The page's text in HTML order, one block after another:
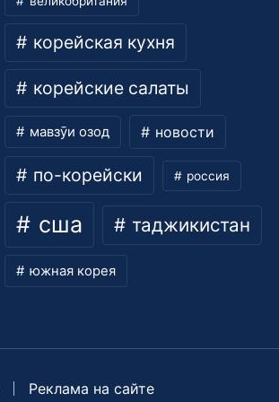
корейская кухня
корейские салаты
мавзӯи озод новости
по-корейски россия
сша таджикистан
южная корея
Реклама на сайте